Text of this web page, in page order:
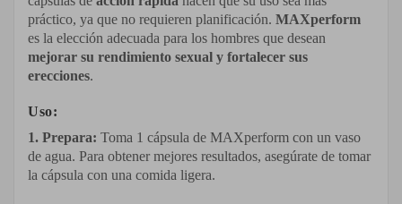
práctico, ya que no requieren planificación. MAXperform
es la elección adecuada para los hombres que desean
mejorar su rendimiento sexual y fortalecer sus
erecciones.
Uso:
1. Prepara: Toma 1 cápsula de MAXperform con un vaso
de agua. Para obtener mejores resultados, asegúrate de tomar
la cápsula con una comida ligera.